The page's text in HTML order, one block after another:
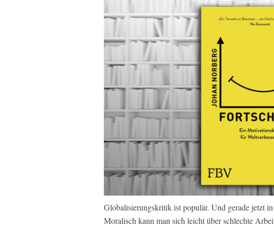
Globalisierungskritik ist populär. Und gerade jetzt
Moralisch kann man sich leicht über schlechte